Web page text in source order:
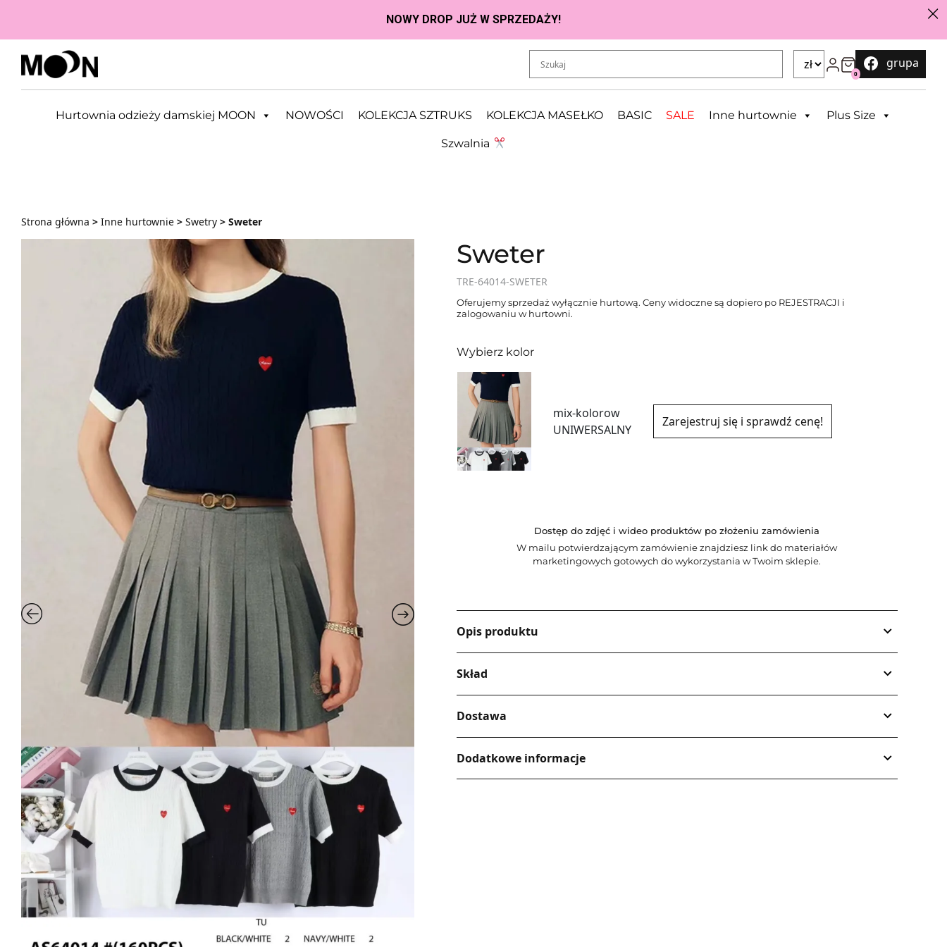
Przejdź do zawartości
0
grupa
Hurtownia odzieży damskiej MOON NOWOŚCI KOLEKCJA SZTRUKS KOLEKCJA MASEŁKO BASIC SALE Inne hurtownie Plus Size
Szwalnia
Strona główna > Inne hurtownie > Swetry > Sweter
Sweter
TRE-64014-SWETER
Oferujemy sprzedaż wyłącznie hurtową. Ceny widoczne są dopiero po REJESTRACJI i
zalogowaniu w hurtowni.
Wybierz kolor
mix-kolorow
UNIWERSALNY
Zarejestruj się i sprawdź cenę!
Dostęp do zdjęć i wideo produktów po złożeniu zamówienia
W mailu potwierdzającym zamówienie znajdziesz link do materiałów
marketingowych gotowych do wykorzystania w Twoim sklepie.
Opis produktu
Skład
Dostawa
Dodatkowe informacje